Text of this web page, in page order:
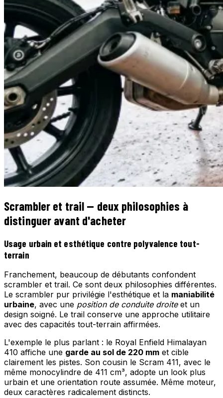
Scrambler et trail — deux philosophies à
distinguer avant d'acheter
Usage urbain et esthétique contre polyvalence tout-
terrain
Franchement, beaucoup de débutants confondent
scrambler et trail. Ce sont deux philosophies différentes.
Le scrambler pur privilégie l'esthétique et la maniabilité
urbaine, avec une position de conduite droiteet un
design soigné. Le trail conserve une approche utilitaire
avec des capacités tout-terrain affirmées.
L'exemple le plus parlant : le Royal Enfield Himalayan
410 affiche une garde au sol de 220 mm et cible
clairement les pistes. Son cousin le Scram 411, avec le
même monocylindre de 411 cm³, adopte un look plus
urbain et une orientation route assumée. Même moteur,
deux caractères radicalement distincts.